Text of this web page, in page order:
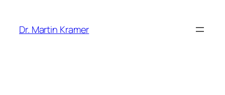
springen
Dr. Martin Kramer